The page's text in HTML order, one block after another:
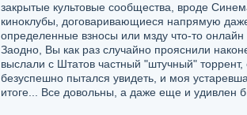
закрытые культовые сообщества, вроде
киноклубы, договаривающиеся напрямую
определенные взносы или мзду что-то онлайн
Заодно, Вы как раз случайно прояснили
выслали с Штатов частный "штучный"
безуспешно пытался увидеть, и моя
итоге... Все довольны, а даже еще и удивлен